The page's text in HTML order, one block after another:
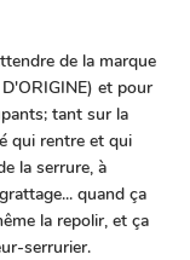
de la marque
et pour
tant sur la
qui rentre et qui
la serrure, à
quand ça
la repolir, et ça
serrurier.